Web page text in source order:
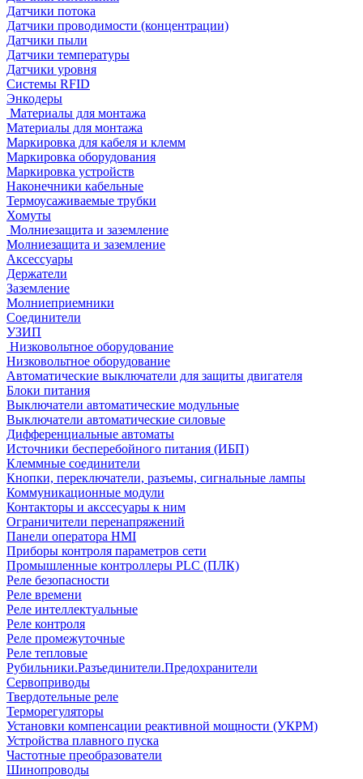
Датчики потока
Датчики проводимости (концентрации)
Датчики пыли
Датчики температуры
Датчики уровня
Системы RFID
Энкодеры
Материалы для монтажа
Материалы для монтажа
Маркировка для кабеля и клемм
Маркировка оборудования
Маркировка устройств
Наконечники кабельные
Термоусаживаемые трубки
Хомуты
Молниезащита и заземление
Молниезащита и заземление
Аксессуары
Держатели
Заземление
Молниеприемники
Соединители
УЗИП
Низковольтное оборудование
Низковольтное оборудование
Автоматические выключатели для защиты двигателя
Блоки питания
Выключатели автоматические модульные
Выключатели автоматические силовые
Дифференциальные автоматы
Источники бесперебойного питания (ИБП)
Клеммные соединители
Кнопки, переключатели, разъемы, сигнальные лампы
Коммуникационные модули
Контакторы и акссесуары к ним
Ограничители перенапряжений
Панели оператора HMI
Приборы контроля параметров сети
Промышленные контроллеры PLC (ПЛК)
Реле безопасности
Реле времени
Реле интеллектуальные
Реле контроля
Реле промежуточные
Реле тепловые
Рубильники.Разъединители.Предохранители
Сервоприводы
Твердотельные реле
Терморегуляторы
Установки компенсации реактивной мощности (УКРМ)
Устройства плавного пуска
Частотные преобразователи
Шинопроводы